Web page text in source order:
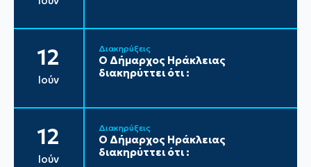
12
Ιούν
Διακηρύξεις
Ο Δήμαρχος Ηράκλειας
διακηρύττει ότι :
12
Ιούν
Διακηρύξεις
Ο Δήμαρχος Ηράκλειας
διακηρύττει ότι :